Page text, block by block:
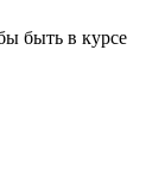
быть в курсе